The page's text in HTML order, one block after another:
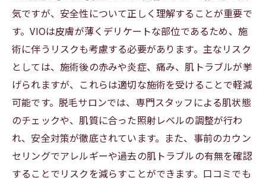
気ですが、安全性について正しく理解することが重要で
す。VIOは皮膚が薄くデリケートな部位であるため、施
術に伴うリスクも考慮する必要があります。主なリスク
としては、施術後の赤みや炎症、痛み、肌トラブルが挙
げられますが、これらは適切な施術を受けることで軽減
可能です。脱毛サロンでは、専門スタッフによる肌状態
のチェックや、肌質に合った照射レベルの調整が行わ
れ、安全対策が徹底されています。また、事前のカウン
セリングでアレルギーや過去の肌トラブルの有無を確認
することでリスクを減らすことができます。口コミでも